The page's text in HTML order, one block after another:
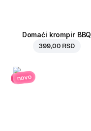
Domaći krompir BBQ
399,00 RSD
novo